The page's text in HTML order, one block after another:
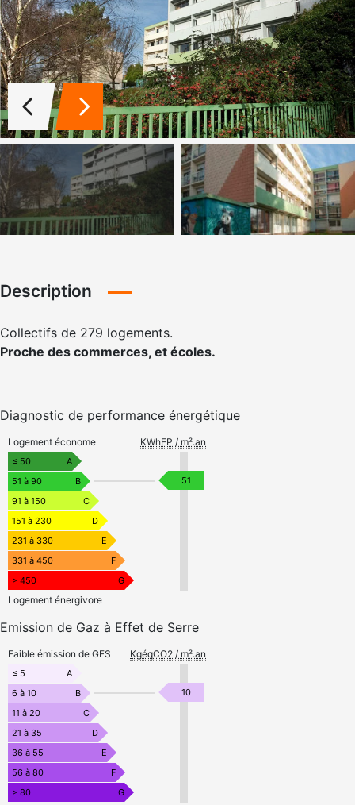
Description
Collectifs de 279 logements.
Proche des commerces, et écoles.
Diagnostic de performance énergétique
Logement économe KWhEP / m².an
≤ 50
A
51 à 90
B
91 à 150
C
151 à 230
D
231 à 330
E
331 à 450
F
> 450
G
51
Logement énergivore
Emission de Gaz à Effet de Serre
Faible émission de GES KgéqCO2 / m².an
≤ 5
A
6 à 10
B
11 à 20
C
21 à 35
D
36 à 55
E
56 à 80
F
> 80
G
10